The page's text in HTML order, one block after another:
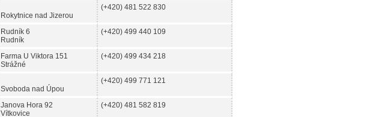
Rokytnice nad Jizerou
(+420) 481 522 830
Rudník 6
Rudník
(+420) 499 440 109
Farma U Viktora 151
Strážné
(+420) 499 434 218
Svoboda nad Úpou
(+420) 499 771 121
Janova Hora 92
Vítkovice
(+420) 481 582 819